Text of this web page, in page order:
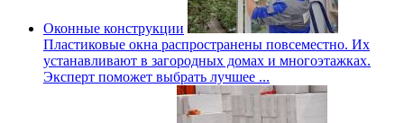
Оконные конструкции
Пластиковые окна распространены повсеместно. Их
устанавливают в загородных домах и многоэтажках.
Эксперт поможет выбрать лучшее ...